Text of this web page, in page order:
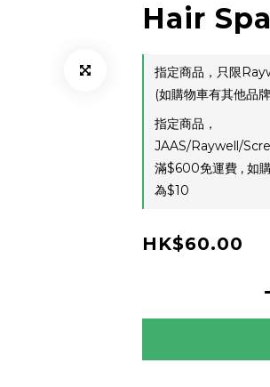
Hair
指定商品，只限
(如購物車有其他品
指定商品，
JAAS/Raywell/
滿$600免運費 , 如
為$10
HK$60.00